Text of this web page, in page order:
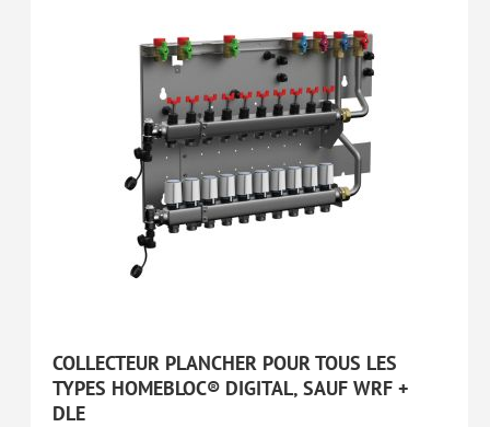
COLLECTEUR PLANCHER POUR TOUS LES
TYPES HOMEBLOC® DIGITAL, SAUF WRF +
DLE